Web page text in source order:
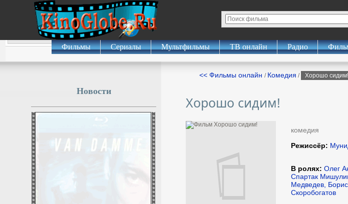
Фильмы Сериалы Мультфильмы ТВ онлайн Радио
<< Фильмы онлайн / Комедия / Хорошо сидим!
Хорошо сидим!
комедия
Режиссёр:
В ролях: Олег
Спартак
Медведев,
Скоробогатов
Новости